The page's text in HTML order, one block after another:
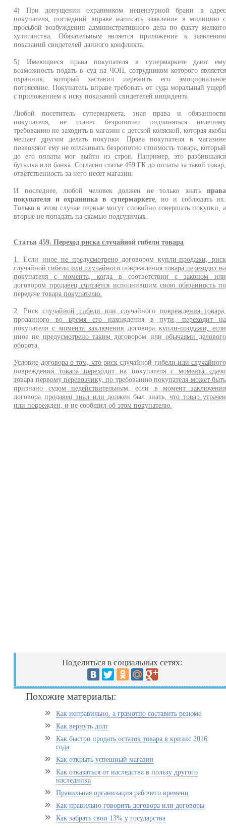
4) При допущении охранником нецензурной брани в адрес
покупателя, последний вправе написать заявление в милицию с
просьбой возбуждения административного дела по факту мелкого
хулиганства. Обязательным является приложение к заявлению
показаний свидетелей данного конфликта.
5) Имеющиеся права покупателя в супермаркете дают ему
возможность подать в суд на ЧОП, сотрудником которого является
охранник, который заставил пережить его эмоциональное
потрясение. Покупатель вправе требовать от суда моральный ущерб
с приложением к иску показаний свидетелей инцидента
Любой посетитель супермаркета, зная права и обязанности
покупателя, не станет безропотно подчиняться нелепому
требованию не заходить в магазин с детской коляской, которая якобы
мешает другим делать покупки. Права покупателя в магазине
позволяют ему не оплачивать безропотно стоимость товара, который
до его оплаты мог выйти из строя. Например, это разбившаяся
бутылка или банка. Согласно статье 459 ГК до оплаты за такой товар,
ответственность за него несет магазин.
И последнее, любой человек должен не только знатьправа
покупателя и охранника в супермаркете, но и соблюдать их.
Только в этом случае первые могут спокойно совершать покупки, а
вторые не попадать на скамью подсудимых.
Статья 459. Переход риска случайной гибели товара
1. Если иное не предусмотрено договором купли-продажи, риск
случайной гибели или случайного повреждения товара переходит на
покупателя с момента, когда в соответствии с законом или
договором продавец считается исполнившим свою обязанность по
передаче товара покупателю.
2. Риск случайной гибели или случайного повреждения товара,
проданного во время его нахождения в пути, переходит на
покупателя с момента заключения договора купли-продажи, если
иное не предусмотрено таким договором или обычаями делового
оборота.
Условие договора о том, что риск случайной гибели или случайного
повреждения товара переходит на покупателя с момента сдачи
товара первому перевозчику, по требованию покупателя может быть
признано судом недействительным, если в момент заключения
договора продавец знал или должен был знать, что товар утрачен
или поврежден, и не сообщил об этом покупателю.
Поделиться в социальных сетях:
Похожие материалы:
Как неправильно, а грамотно составить резюме
Как вернуть долг
Как быстро продать остаток товара в кризис 2016
года
Как открыть успешный магазин
Как отказаться от наследства в пользу другого
наследника
Правильная организация рабочего времени
Как правильно говорить договора или договоры
Как забрать свои 13% у государства